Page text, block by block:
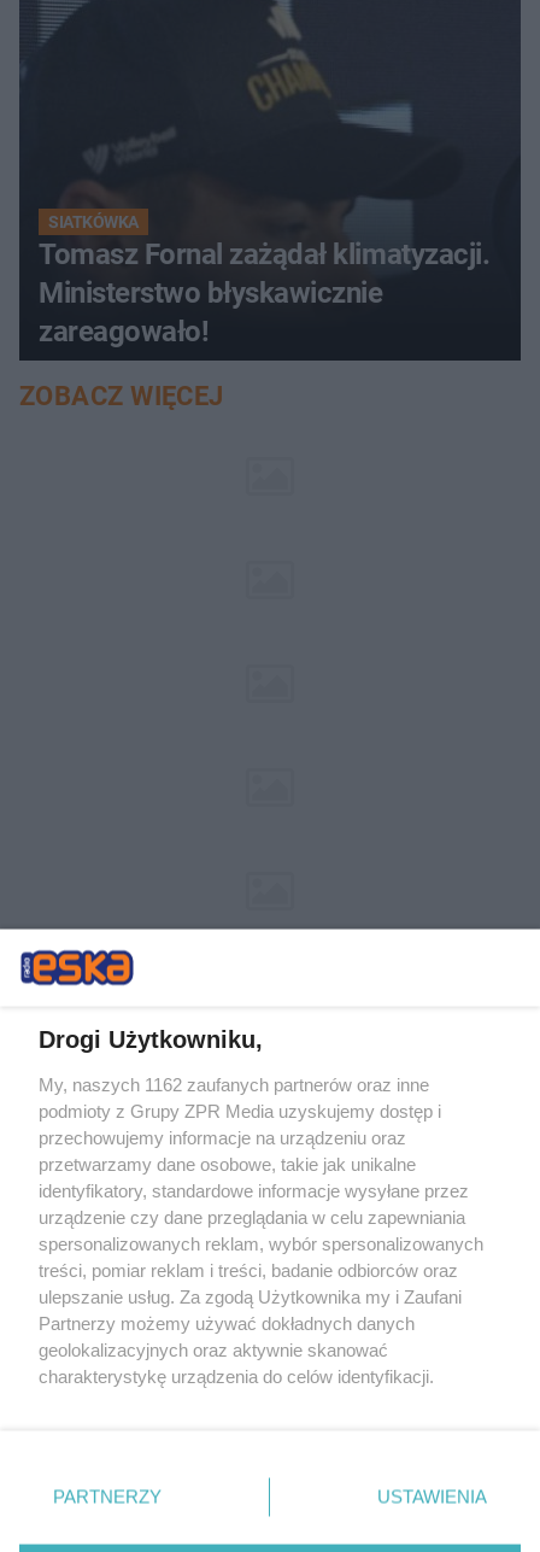
SIATKÓWKA
Tomasz Fornal zażądał klimatyzacji.
Ministerstwo błyskawicznie
zareagowało!
ZOBACZ WIĘCEJ
Żaden utwór zamieszczony w serwisie nie może być powielany i
rozpowszechniany lub dalej rozpowszechniany w jakikolwiek sposób (w
tym także elektroniczny lub mechaniczny) na jakimkolwiek polu
eksploatacji w jakiejkolwiek formie, włącznie z umieszczaniem w
Internecie bez pisemnej zgody właściciela praw. Jakiekolwiek użycie lub
wykorzystanie utworów w całości lub w części z naruszeniem prawa,
tzn. bez właściwej zgody, jest zabronione pod groźbą kary i może być
ścigane prawnie.
© 2026 Grupa ZPR Media
Drogi Użytkowniku,
My, naszych 1162 zaufanych partnerów oraz inne
podmioty z Grupy ZPR Media uzyskujemy dostęp i
przechowujemy informacje na urządzeniu oraz
przetwarzamy dane osobowe, takie jak unikalne
identyfikatory, standardowe informacje wysyłane przez
urządzenie czy dane przeglądania w celu zapewniania
spersonalizowanych reklam, wybór spersonalizowanych
treści, pomiar reklam i treści, badanie odbiorców oraz
ulepszanie usług. Za zgodą Użytkownika my i Zaufani
Partnerzy możemy używać dokładnych danych
geolokalizacyjnych oraz aktywnie skanować
charakterystykę urządzenia do celów identyfikacji.
zmienić/wycofać klikając przycisk ustawień prywatności
znajdujący się w lewym dolnym rogu strony
rodzaje przetwarzania danych nie wymagają zgody
PARTNERZY USTAWIENIA